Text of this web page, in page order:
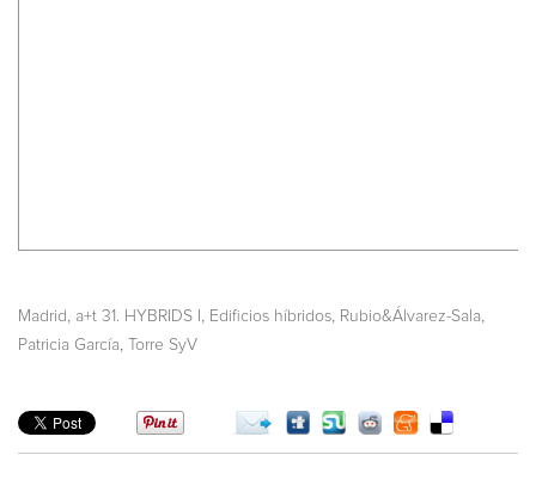
Madrid , a+t 31. HYBRIDS I , Edificios híbridos, Rubio&Álvarez-Sala,
Patricia García, Torre SyV